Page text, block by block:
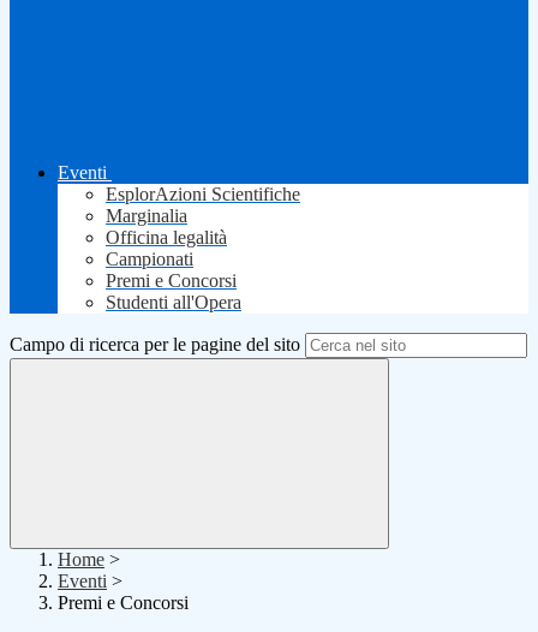
Eventi
EsplorAzioni Scientifiche
Marginalia
Officina legalità
Campionati
Premi e Concorsi
Studenti all'Opera
Campo di ricerca per le pagine del sito
Home >
Eventi >
Premi e Concorsi